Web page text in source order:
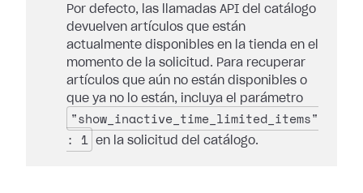
Por defecto, las llamadas API del catálogo
devuelven artículos que están
actualmente disponibles en la tienda en el
momento de la solicitud. Para recuperar
artículos que aún no están disponibles o
que ya no lo están, incluya el parámetro
"show_inactive_time_limited_items"
: 1
en la solicitud del catálogo.